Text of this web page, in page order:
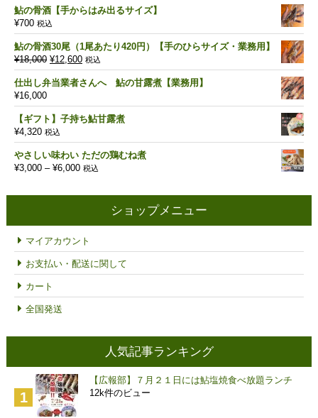
鮎の骨酒【手からはみ出るサイズ】
¥700 税込
鮎の骨酒30尾（1尾あたり420円）【手のひらサイズ・業務用】
¥18,000 元
の
価
は
¥18,000
で
し
た。
¥12,600現
在
の
格
は
す。
税込
仕出し弁当業者さんへ 鮎の甘露煮【業務用】
¥16,000
【ギフト】子持ち鮎甘露煮
¥4,320 税込
やさしい味わい ただの鶏むね煮
¥3,000 – ¥6,000価
帯:
税込
ショップメニュー
マイアカウント
お支払い・配送に関して
カート
全国発送
人気記事ランキング
【広報部】７月２１日には鮎塩焼食べ放題ランチ
12k件のビュー